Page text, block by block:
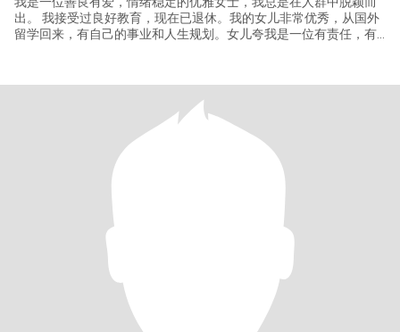
出。 我接受过良好教育，现在已退休。我的女儿非常优秀，从国外
留学回来，有自己的事业和人生规划。女儿夸我是一位有责任，有
朗的我喜欢说走就走的旅行，喜欢各国的地理文化。喜欢美食，更
喜欢自己烹饪美食。游泳健身也是我喜欢的喽